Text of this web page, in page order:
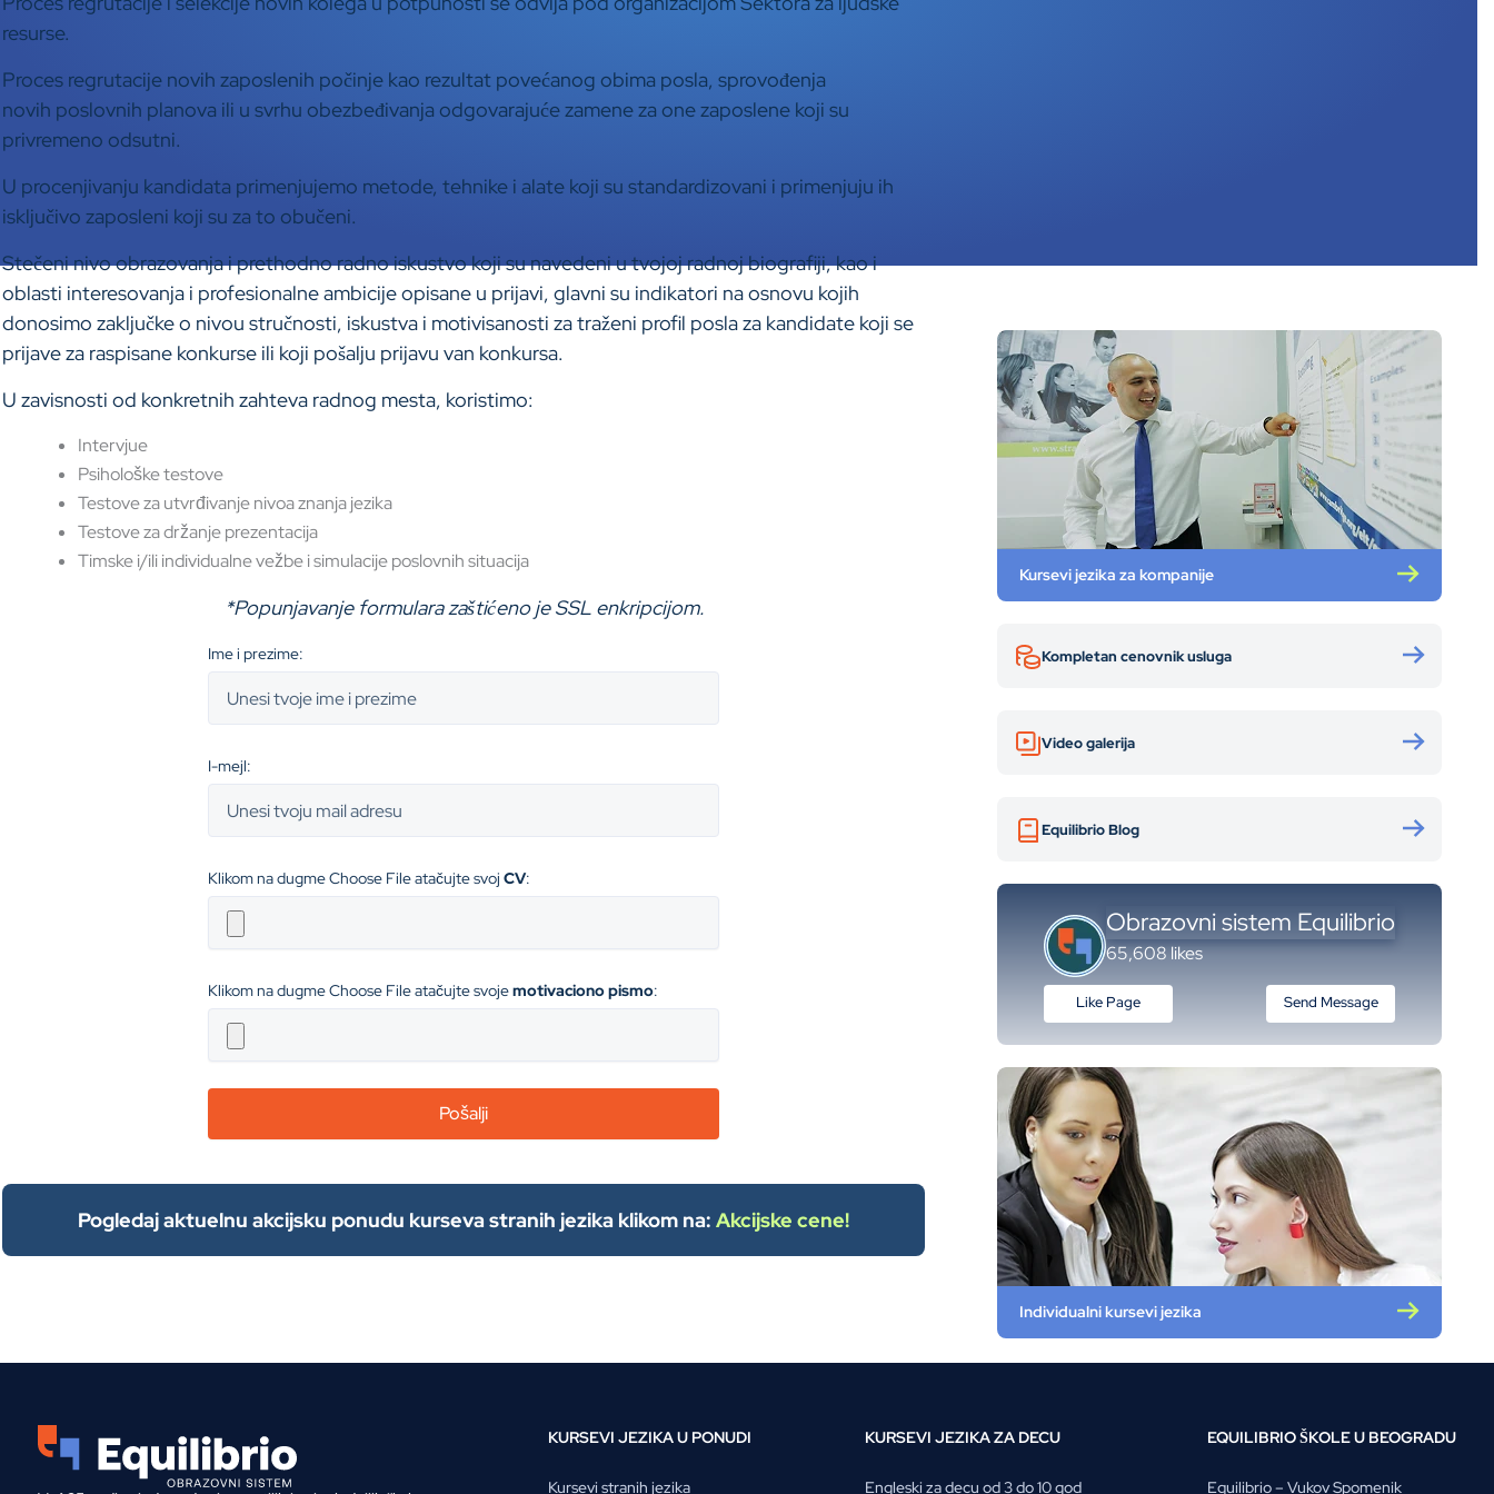
resurse.
Proces regrutacije novih zaposlenih počinje kao rezultat povećanog obima posla, sprovođenja
novih poslovnih planova ili u svrhu obezbeđivanja odgovarajuće zamene za one zaposlene koji su
privremeno odsutni.
U procenjivanju kandidata primenjujemo metode, tehnike i alate koji su standardizovani i primenjuju ih
isključivo zaposleni koji su za to obučeni.
Stečeni nivo obrazovanja i prethodno radno iskustvo koji su navedeni u tvojoj radnoj biografiji, kao i
oblasti interesovanja i profesionalne ambicije opisane u prijavi, glavni su indikatori na osnovu kojih
donosimo zaključke o nivou stručnosti, iskustva i motivisanosti za traženi profil posla za kandidate koji se
prijave za raspisane konkurse ili koji pošalju prijavu van konkursa.
U zavisnosti od konkretnih zahteva radnog mesta, koristimo:
Intervjue
Psihološke testove
Testove za utvrđivanje nivoa znanja jezika
Testove za držanje prezentacija
Timske i/ili individualne vežbe i simulacije poslovnih situacija
*Popunjavanje formulara zaštićeno je SSL enkripcijom.
Ime i prezime:
I-mejl:
Klikom na dugme Choose File atačujte svoj CV:
Klikom na dugme Choose File atačujte svojemotivaciono pismo:
Pogledaj aktuelnu akcijsku ponudu kurseva stranih jezika klikom na: Akcijske cene!
Kursevi jezika za kompanije
Kompletan cenovnik usluga
Video galerija
Equilibrio Blog
Obrazovni sistem Equilibrio
65,608 likes
Like Page Send Message
Individualni kursevi jezika
KURSEVI JEZIKA U PONUDI
Kursevi stranih jezika
KURSEVI JEZIKA ZA DECU
Engleski za decu od 3 do 10 god
EQUILIBRIO ŠKOLE U BEOGRADU
Equilibrio – Vukov Spomenik